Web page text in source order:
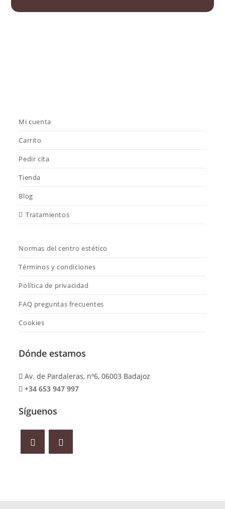
Mi cuenta
Carrito
Pedir cita
Tienda
Blog
Tratamientos
Normas del centro estético
Términos y condiciones
Política de privacidad
FAQ preguntas frecuentes
Cookies
Dónde estamos
Av. de Pardaleras, nº6, 06003 Badajoz
+34 653 947 997
Síguenos